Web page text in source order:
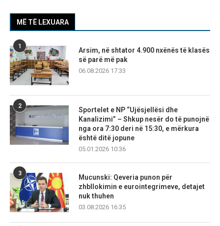
MË TË LEXUARA
1
Arsim, në shtator 4.900 nxënës të klasës
së parë më pak
06.08.2026 17:33
2
Sportelet e NP “Ujësjellësi dhe
Kanalizimi” – Shkup nesër do të punojnë
nga ora 7:30 deri në 15:30, e mërkura
është ditë jopune
05.01.2026 10:36
3
Mucunski: Qeveria punon për
zhbllokimin e eurointegrimeve, detajet
nuk thuhen
03.08.2026 16:35